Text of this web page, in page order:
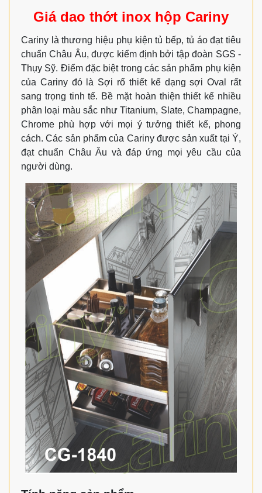
Giá dao thớt inox hộp Cariny
Cariny là thương hiệu phụ kiện tủ bếp, tủ áo đạt tiêu
chuẩn Châu Âu, được kiểm định bởi tập đoàn SGS -
Thụy Sỹ. Điểm đặc biệt trong các sản phẩm phụ kiện
của Cariny đó là Sợi rổ thiết kế dạng sợi Oval rất
sang trọng tinh tế. Bề mặt hoàn thiện thiết kế nhiều
phân loại màu sắc như Titanium, Slate, Champagne,
Chrome phù hợp với mọi ý tưởng thiết kế, phong
cách. Các sản phẩm của Cariny được sản xuất tại Ý,
đạt chuẩn Châu Âu và đáp ứng mọi yêu cầu của
người dùng.